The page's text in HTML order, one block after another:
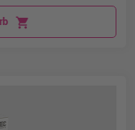
shopping_cart